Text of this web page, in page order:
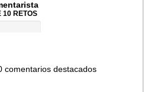
10 RETOS
comentarios destacados